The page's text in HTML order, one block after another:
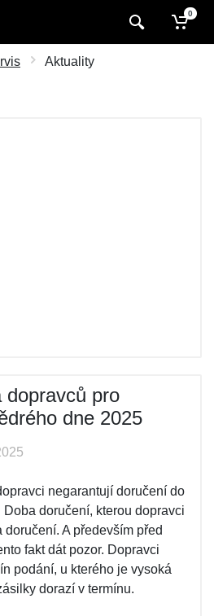
0
Aktuality
dopravců pro
dne 2025
negarantují doručení do
doručení, kterou dopravci
A především před
fakt dát pozor. Dopravci
podání, u kterého je vysoká
dorazí v termínu.